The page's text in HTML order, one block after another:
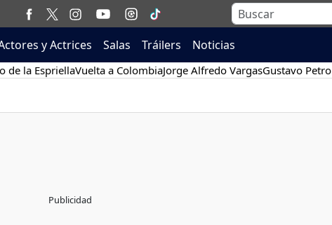
y Actrices Salas Tráilers Noticias
de la EspriellaVuelta a ColombiaJorge Alfredo VargasGustavo Petro